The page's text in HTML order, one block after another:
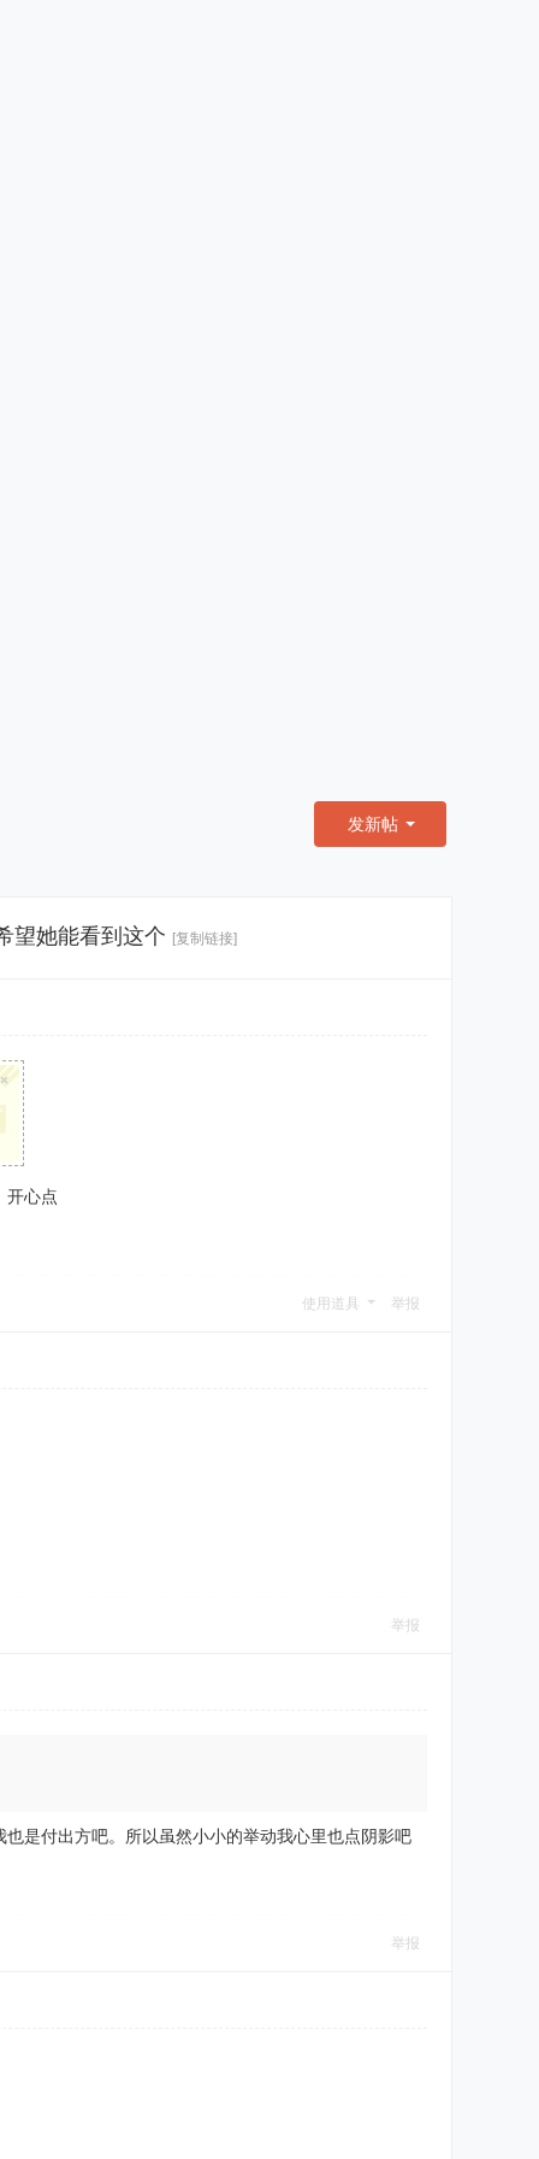
发新帖
望她能看到这个 [复制链接]
×
开心点
使用道具 举报
举报
是付出方吧。所以虽然小小的举动我心里也点阴影吧
举报